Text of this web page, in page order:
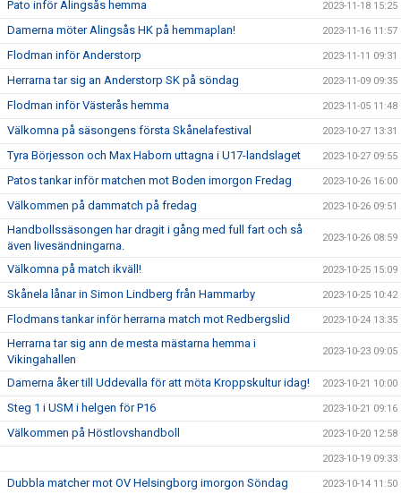
Pato inför Alingsås hemma 2023-11-18 15:25
Damerna möter Alingsås HK på hemmaplan! 2023-11-16 11:57
Flodman inför Anderstorp 2023-11-11 09:31
Herrarna tar sig an Anderstorp SK på söndag 2023-11-09 09:35
Flodman inför Västerås hemma 2023-11-05 11:48
Välkomna på säsongens första Skånelafestival 2023-10-27 13:31
Tyra Börjesson och Max Haborn uttagna i U17-landslaget 2023-10-27 09:55
Patos tankar inför matchen mot Boden imorgon Fredag 2023-10-26 16:00
Välkommen på dammatch på fredag 2023-10-26 09:51
Handbollssäsongen har dragit i gång med full fart och så
även livesändningarna.
2023-10-26 08:59
Välkomna på match ikväll! 2023-10-25 15:09
Skånela lånar in Simon Lindberg från Hammarby 2023-10-25 10:42
Flodmans tankar inför herrarna match mot Redbergslid 2023-10-24 13:35
Herrarna tar sig ann de mesta mästarna hemma i
Vikingahallen
2023-10-23 09:05
Damerna åker till Uddevalla för att möta Kroppskultur idag! 2023-10-21 10:00
Steg 1 i USM i helgen för P16 2023-10-21 09:16
Välkommen på Höstlovshandboll 2023-10-20 12:58
2023-10-19 09:33
Dubbla matcher mot OV Helsingborg imorgon Söndag 2023-10-14 11:50